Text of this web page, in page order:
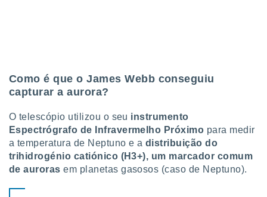
de
ou aceder
num
para
utilizar
Como é que o James Webb conseguiu
capturar a aurora?
O telescópio utilizou o seu instrumento
Espectrógrafo de Infravermelho Próximo para medir
a temperatura de Neptuno e a distribuição do
trihidrogénio catiónico (H3+), um marcador comum
de aurorasem planetas gasosos (caso de Neptuno).